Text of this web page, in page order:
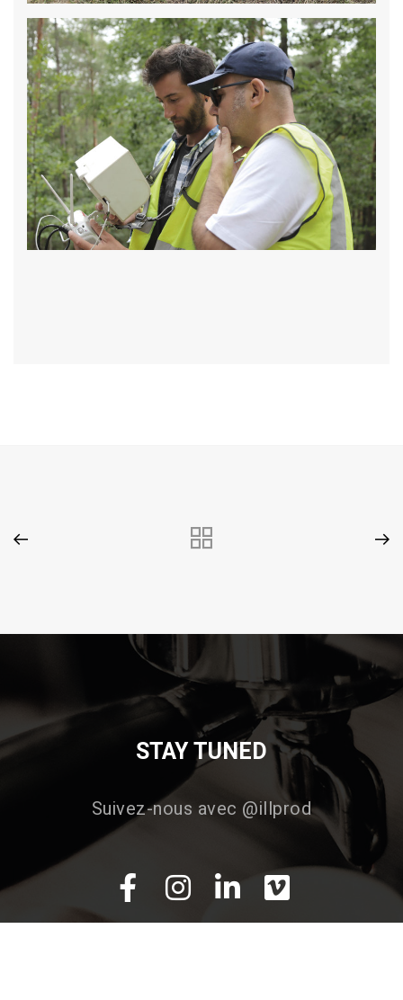
STAY TUNED
Suivez-nous avec @illprod
Facebook
Instagram
LinkedIn
Vimeo